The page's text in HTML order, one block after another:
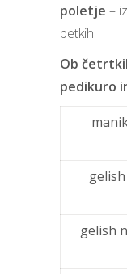
poletje –
petkih!
Ob
pedikuro
gelish